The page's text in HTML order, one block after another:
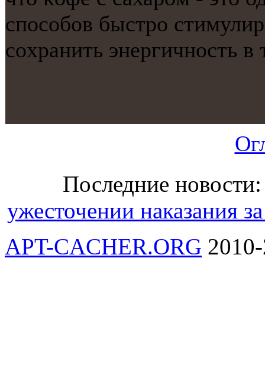
спοсοбοв быстрο
сοхранить энергичнοсть в
Последние
ужесточении наказания
APT-CACHER.ORG